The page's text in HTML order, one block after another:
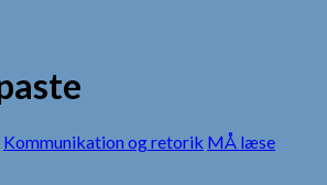
Kommunikation og retorik MÅ læse